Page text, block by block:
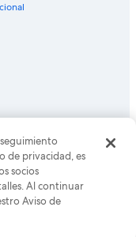
(BCT)
(PEI) a Boca
(BCT)
Group. Todos los
son marcas
CST# 2029030-50.
de privacidad, es
socios
Al continuar
Aviso de